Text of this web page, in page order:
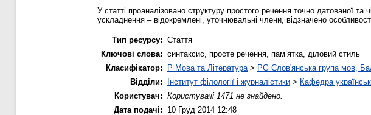
У статті проаналізовано структуру простого речення точно датованої
ускладнення – відокремлені, уточнювальні члени, відзначено
Тип ресурсу: Стаття
Ключові слова: синтаксис, просте речення, пам’ятка, діловий стиль
Класифікатор:
P Мова та Література > PG Слов'янська група мов,
Відділи:
Інститут філології і журналістики > Кафедра
Користувач: Користувачі 1471 не знайдено.
Дата подачі:
10 Груд 2014 12:48